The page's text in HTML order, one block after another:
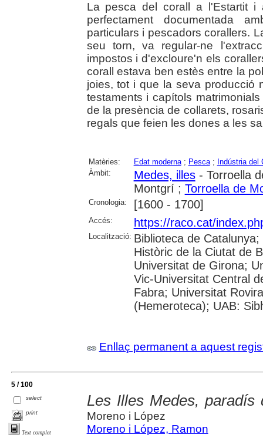
La pesca del corall a l'Estartit
perfectament documentada
particulars i pescadors corallers.
seu torn, va regular-ne
impostos i d'excloure'n els
corall estava ben estès entre la
joies, tot i que la seva producció
testaments i capítols
de la presència de collarets,
regals que feien les dones a les
Matèries: Edat moderna; Pesca; Indústria del
Àmbit:
Medes, illes- Torroella
Montgrí ; Torroella de
Cronologia: [1600 - 1700]
Accés: https://raco.cat/
Localització: Biblioteca de
Històric de la Ciutat de
Universitat de Girona;
Vic-Universitat Central
Fabra; Universitat
(Hemeroteca); UAB:
Enllaç permanent a aquest
5 / 100
select
print
Text complet
Les Illes Medes, paradís
Moreno i López
Moreno i López, Ramon